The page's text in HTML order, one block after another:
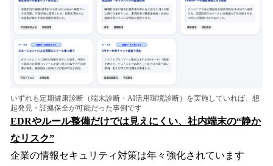
いずれも定期健康診断（端末診断・AI活用環境診断）を実施していれば、想
起発見・証拠保全が可能だった事例です
EDRやルール整備だけでは見えにくい、社内端末の“静か
なリスク”
企業の情報セキュリティ対策は年々強化されています